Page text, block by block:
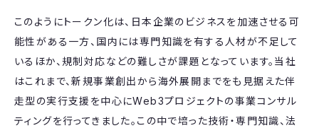
このようにトークン化は、日本企業のビジネスを加速させる可
能性がある一方、国内には専門知識を有する人材が不足して
いるほか、規制対応などの難しさが課題となっています。当社
はこれまで、新規事業創出から海外展開までをも見据えた伴
走型の実行支援を中心にWeb3プロジェクトの事業コンサル
ティングを行ってきました。この中で培った技術・専門知識、法